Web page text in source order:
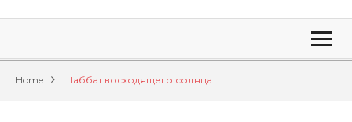
Home Шаббат восходящего солнца